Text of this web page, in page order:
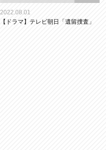
2022.08.01
【ドラマ】テレビ朝日「遺留捜査」